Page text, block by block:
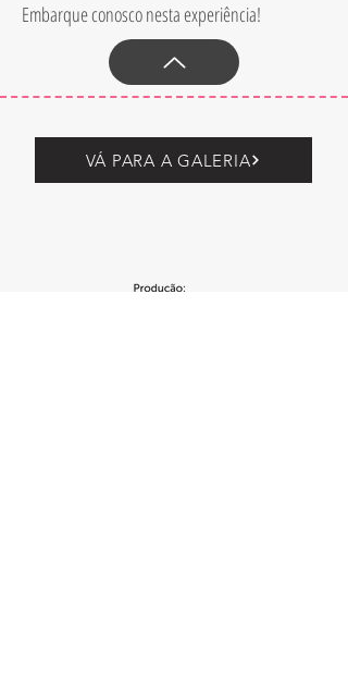
Embarque conosco nesta experiência!
VÁ PARA A GALERIA